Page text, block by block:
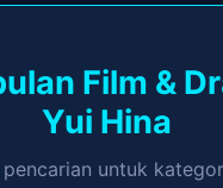
Film &
Yui Hina
pencarian untuk